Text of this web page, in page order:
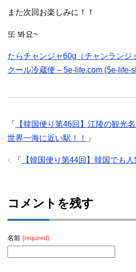
また次回お楽しみに！！
또 봐요~
たらチャンジャ60g（チャンラン
クール冷蔵便 – 5e-life.com (5e-life-
「
【韓国便り第46回】江陵の観光
世界一海に近い駅！！
」
「 【韓国便り第44回】韓国でも
コメントを残す
名前 (required)